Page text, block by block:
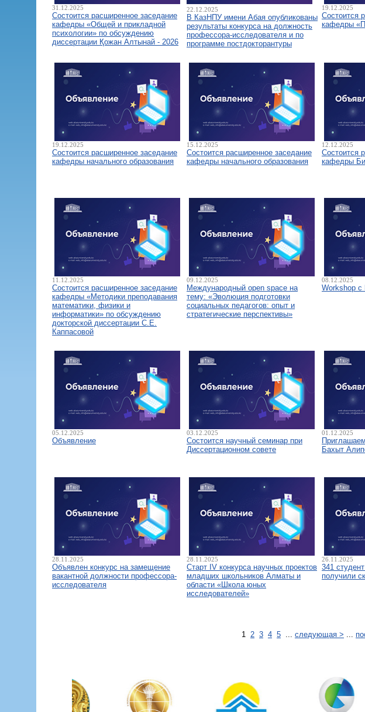
31.12.2025
Состоится расширенное заседание
кафедры «Общей и прикладной
психологии» по обсуждению
диссертации Қожан Алтынай - 2026
22.12.2025
В КазНПУ имени Абая опубликованы
результаты конкурса на должность
профессора-исследователя и по
программе постдокторантуры
19.12.2025
Состоится
кафедры
19.12.2025
Состоится расширенное заседание
кафедры начального образования
15.12.2025
Состоится расширенное заседание
кафедры начального образования
12.12.2025
Состоится
кафедры
11.12.2025
Состоится расширенное заседание
кафедры «Методики преподавания
математики, физики и
информатики» по обсуждению
докторской диссертации С.Е.
Каппасовой
09.12.2025
Международный open space на
тему: «Эволюция подготовки
социальных педагогов: опыт и
стратегические перспективы»
08.12.2025
Workshop
05.12.2025
Объявление
03.12.2025
Состоится научный семинар при
Диссертационном совете
01.12.2025
Бахыт
28.11.2025
Объявлен конкурс на замещение
вакантной должности профессора-
исследователя
28.11.2025
Старт IV конкурса научных проектов
младших школьников Алматы и
области «Школа юных
исследователей»
26.11.2025
341
получили
1 2 3 4 5 ... следующая > ...